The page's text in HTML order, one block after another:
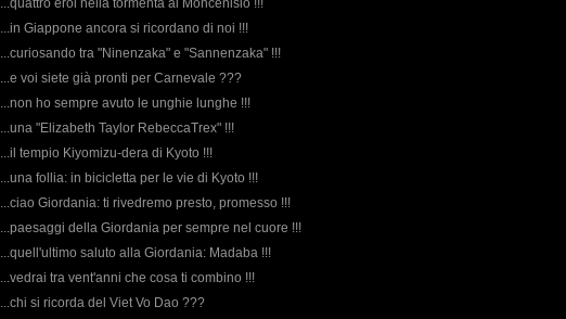
...quattro eroi nella tormenta al Moncenisio !!!
...in Giappone ancora si ricordano di noi !!!
...curiosando tra "Ninenzaka" e "Sannenzaka" !!!
...e voi siete già pronti per Carnevale ???
...non ho sempre avuto le unghie lunghe !!!
...una "Elizabeth Taylor RebeccaTrex" !!!
...il tempio Kiyomizu-dera di Kyoto !!!
...una follia: in bicicletta per le vie di Kyoto !!!
...ciao Giordania: ti rivedremo presto, promesso !!!
...paesaggi della Giordania per sempre nel cuore !!!
...quell'ultimo saluto alla Giordania: Madaba !!!
...vedrai tra vent'anni che cosa ti combino !!!
...chi si ricorda del Viet Vo Dao ???